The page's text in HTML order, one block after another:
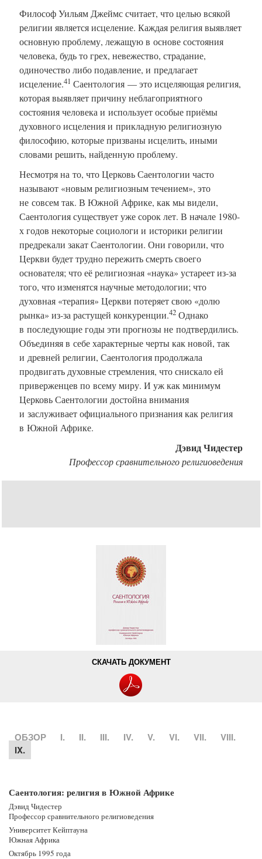
Философ Уильям Джеймс считает, что целью всякой
религии является исцеление. Каждая религия выявляет
основную проблему, лежащую в основе состояния
человека, будь то грех, невежество, страдание,
одиночество либо подавление, и предлагает
исцеление.41 Саентология — это исцеляющая религия,
которая выявляет причину неблагоприятного
состояния человека и использует особые приёмы
духовного исцеления и прикладную религиозную
философию, которые призваны исцелить, иными
словами решить, найденную проблему.
Несмотря на то, что Церковь Саентологии часто
называют «новым религиозным течением», это
не совсем так. В Южной Африке, как мы видели,
Саентология существует уже сорок лет. В начале 1980-
х годов некоторые социологи и историки религии
предрекали закат Саентологии. Они говорили, что
Церкви будет трудно пережить смерть своего
основателя; что её религиозная «наука» устареет из-за
того, что изменятся научные методологии; что
духовная «терапия» Церкви потеряет свою «долю
рынка» из-за растущей конкуренции.42 Однако
в последующие годы эти прогнозы не подтвердились.
Объединяя в себе характерные черты как новой, так
и древней религии, Саентология продолжала
продвигать духовные стремления, что снискало ей
приверженцев по всему миру. И уж как минимум
Церковь Саентологии достойна внимания
и заслуживает официального признания как религия
в Южной Африке.
Дэвид Чидестер
Профессор сравнительного религиоведения
СКАЧАТЬ ДОКУМЕНТ
ОБЗОР I. II. III. IV. V. VI. VII.
VIII.
IX.
Саентология: религия в Южной Африке
Дэвид Чидестер
Профессор сравнительного религиоведения
Университет Кейптауна
Южная Африка
Октябрь 1995 года